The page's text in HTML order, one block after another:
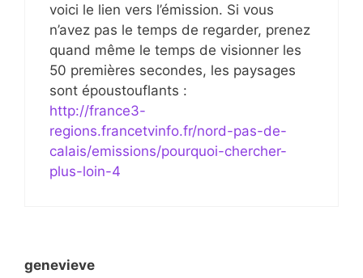
voici le lien vers l’émission. Si vous
n’avez pas le temps de regarder, prenez
quand même le temps de visionner les
50 premières secondes, les paysages
sont époustouflants :
http://france3-
regions.francetvinfo.fr/nord-pas-de-
calais/emissions/pourquoi-chercher-
plus-loin-4
genevieve